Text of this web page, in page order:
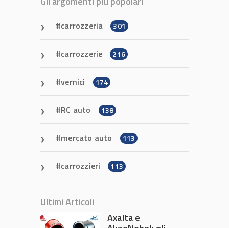
carrozzeria 301
carrozzerie 216
vernici 174
RC auto 138
mercato auto 113
carrozzieri 113
Ultimi Articoli
Axalta e